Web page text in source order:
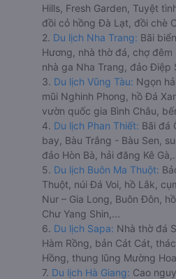
Hills, Fresh Garden, Tuyệt
đồi cỏ hồng Đà Lạt, đồi chè
2. Du lịch Nha Trang: Bãi
Hương, nhà thờ đá, chợ đêm
nhà ga Nha Trang, đảo Điệp
3. Du lịch Vũng Tàu: Ngọn
mũi Nghinh Phong, hồ Đá
vườn quốc gia Bình Châu,
4. Du lịch Phan Thiết: Bãi đá
bay, Bàu Trắng - Bàu Sen,
đảo Hòn Bà, hải đăng Kê
5. Du lịch Buôn Ma Thuột:
Thuột, núi Đá Voi, hồ Lắk,
Nur – Gia Long, Buôn Đôn,
Chư Yang Shin,...
6. Du lịch Sapa: Nhà thờ đá
Hàm Rồng, bản Cát Cát,
Hồng, thung lũng Mường
7. Du lịch Hà Giang: Cao